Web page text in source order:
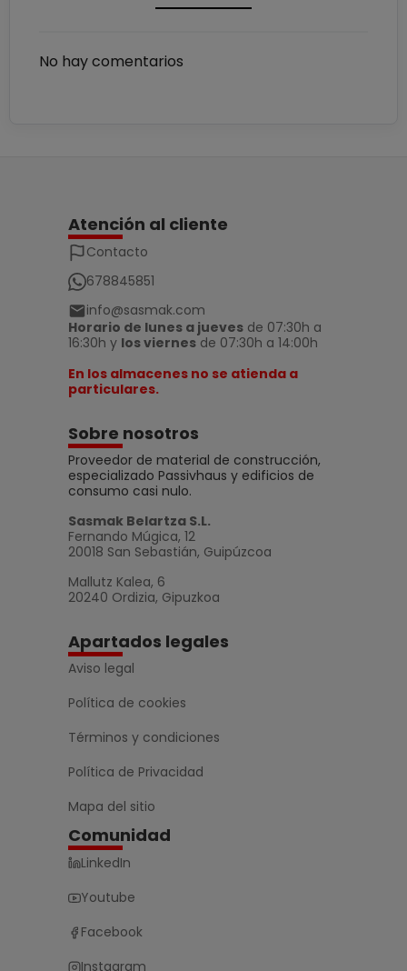
No hay comentarios
Atención al cliente
Contacto
678845851
info@sasmak.com
Horario de lunes a jueves de 07:30h a
16:30h y los viernes de 07:30h a 14:00h
En los almacenes no se atienda a
particulares.
Sobre nosotros
Proveedor de material de construcción,
especializado Passivhaus y edificios de
consumo casi nulo.
Sasmak Belartza S.L.
Fernando Múgica, 12
20018 San Sebastián, Guipúzcoa
Mallutz Kalea, 6
20240 Ordizia, Gipuzkoa
Apartados legales
Aviso legal
Política de cookies
Términos y condiciones
Política de Privacidad
Mapa del sitio
Comunidad
LinkedIn
Youtube
Facebook
Instagram